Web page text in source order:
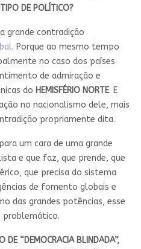
DE POLÍTICO?
grande contradição
. Porque ao mesmo tempo
no caso dos países
de admiração e
do HEMISFÉRIO NORTE. E
no nacionalismo dele, mais
propriamente dita.
um cara de uma grande
e que faz, que prende, que
que precisa do sistema
de fomento globais e
das grandes potências, esse
problemático.
DE “DEMOCRACIA BLINDADA”,